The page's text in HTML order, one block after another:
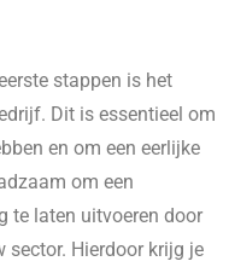
stappen is het
Dit is essentieel om
en om een eerlijke
om een
te laten uitvoeren door
sector. Hierdoor krijg je